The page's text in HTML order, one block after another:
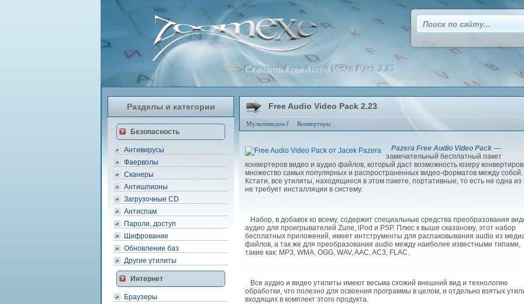
Разделы и категории
Безопасность
Антивирусы
Фаерволы
Сканеры
Антишпионы
Загрузочные CD
Антиспам
Пароли, доступ
Шифрование
Обновление баз
Другие утилиты
Интернет
Браузеры
Free Audio Video Pack 2.23
Мультимедиа / Конвертеры
Скачать Free Audio Video Pack 2.23
Pazera Free Audio Video Pack —
замечательный бесплатный пакет
конвертеров видео и аудио файлов, который даст возможность юзеру
множество самых популярных и распространенных видео-форматов между собой.
Кстати, все утилиты, находящиеся в этом пакете, портативные, то есть не одна из
не требует инсталляции в систему.
Набор, в добавок ко всему, содержит специальные средства преобразования
аудио для проигрывателей Zune, iPod и PSP. Плюс к выше сказаному, этот набор
бесплатных приложений, имеет интструменты для распаковывания audio из
файлов, а так же для преобразования audio между наиболее известными типами,
такие как: MP3, WMA, OGG, WAV, AAC, AC3, FLAC.
Все аудио и видео утилиты имеют весьма схожий внешний вид и технологию
обработки, что полезно для освоения программы в целом, и отдельно взятых
входящих в комплект этого продукта.